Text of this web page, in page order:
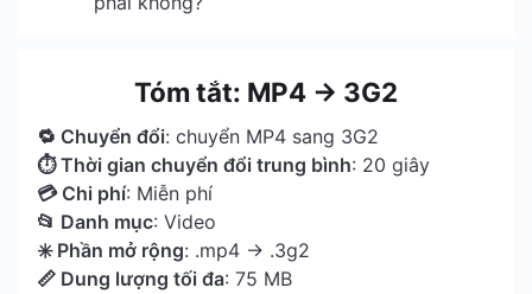
Tóm tắt: MP4 → 3G2
🔁 Chuyển đổi: chuyển MP4 sang 3G2
⏱ Thời gian chuyển đổi trung bình: 20 giây
💳 Chi phí: Miễn phí
📂 Danh mục: Video
✳️ Phần mở rộng: .mp4 → .3g2
📏 Dung lượng tối đa: 75 MB